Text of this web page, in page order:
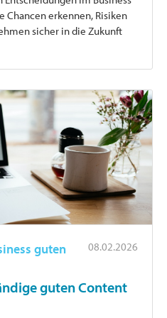
Chancen erkennen, Risiken
sicher in die Zukunft
08.02.2026
guten
guten Content